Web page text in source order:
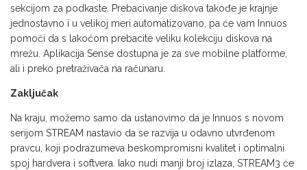
sekcijom za podkaste. Prebacivanje diskova takođe je krajnje
jednostavno i u velikoj meri automatizovano, pa će vam Innuos
pomoći da s lakoćom prebacite veliku kolekciju diskova na
mrežu. Aplikacija Sense dostupna je za sve mobilne platforme,
ali i preko pretraživača na računaru.
Zaključak
Na kraju, možemo samo da ustanovimo da je Innuos s novom
serijom STREAM nastavio da se razvija u odavno utvrđenom
pravcu, koji podrazumeva beskompromisni kvalitet i optimalni
spoj hardvera i softvera. Iako nudi manji broj izlaza, STREAM3 će